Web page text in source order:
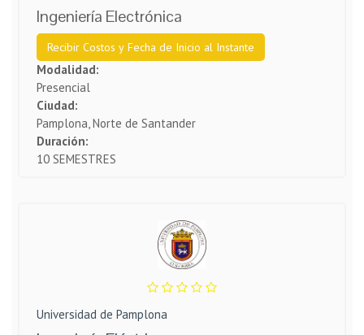
Ingeniería Electrónica
Recibir Costos y Fecha de Inicio al Instante
Modalidad:
Presencial
Ciudad:
Pamplona, Norte de Santander
Duración:
10 SEMESTRES
Universidad de Pamplona